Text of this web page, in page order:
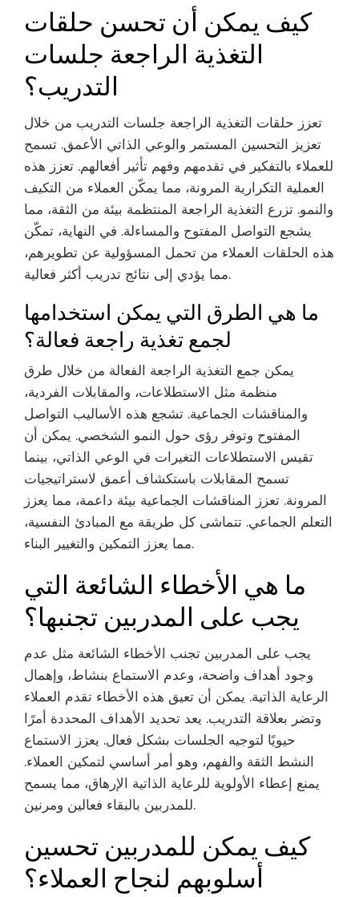
كيف يمكن أن تحسن حلقات
التغذية الراجعة جلسات
التدريب؟
تعزز حلقات التغذية الراجعة جلسات التدريب من خلال
تعزيز التحسين المستمر والوعي الذاتي الأعمق. تسمح
للعملاء بالتفكير في تقدمهم وفهم تأثير أفعالهم. تعزز هذه
العملية التكرارية المرونة، مما يمكّن العملاء من التكيف
والنمو. تزرع التغذية الراجعة المنتظمة بيئة من الثقة، مما
يشجع التواصل المفتوح والمساءلة. في النهاية، تمكّن
هذه الحلقات العملاء من تحمل المسؤولية عن تطويرهم،
مما يؤدي إلى نتائج تدريب أكثر فعالية.
ما هي الطرق التي يمكن استخدامها
لجمع تغذية راجعة فعالة؟
يمكن جمع التغذية الراجعة الفعالة من خلال طرق
منظمة مثل الاستطلاعات، والمقابلات الفردية،
والمناقشات الجماعية. تشجع هذه الأساليب التواصل
المفتوح وتوفر رؤى حول النمو الشخصي. يمكن أن
تقيس الاستطلاعات التغيرات في الوعي الذاتي، بينما
تسمح المقابلات باستكشاف أعمق لاستراتيجيات
المرونة. تعزز المناقشات الجماعية بيئة داعمة، مما يعزز
التعلم الجماعي. تتماشى كل طريقة مع المبادئ النفسية،
مما يعزز التمكين والتغيير البناء.
ما هي الأخطاء الشائعة التي
يجب على المدربين تجنبها؟
يجب على المدربين تجنب الأخطاء الشائعة مثل عدم
وجود أهداف واضحة، وعدم الاستماع بنشاط، وإهمال
الرعاية الذاتية. يمكن أن تعيق هذه الأخطاء تقدم العملاء
وتضر بعلاقة التدريب. يعد تحديد الأهداف المحددة أمرًا
حيويًا لتوجيه الجلسات بشكل فعال. يعزز الاستماع
النشط الثقة والفهم، وهو أمر أساسي لتمكين العملاء.
يمنع إعطاء الأولوية للرعاية الذاتية الإرهاق، مما يسمح
للمدربين بالبقاء فعالين ومرنين.
كيف يمكن للمدربين تحسين
أسلوبهم لنجاح العملاء؟